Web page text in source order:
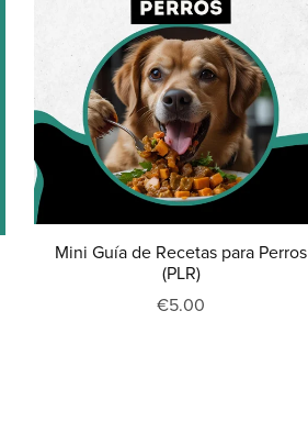
Mini Guía de Recetas para Perros
(PLR)
€5.00